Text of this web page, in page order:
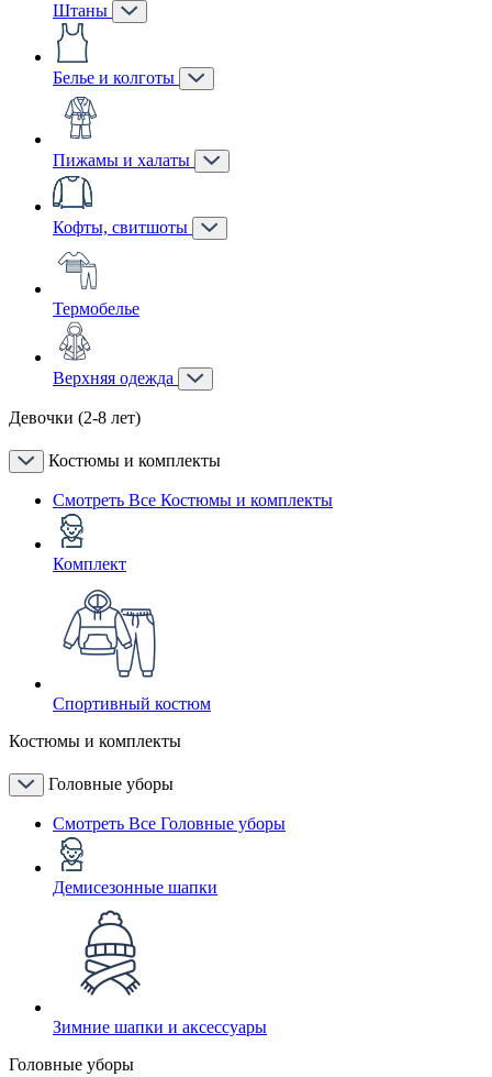
Штаны
Белье и колготы
Пижамы и халаты
Кофты, свитшоты
Термобелье
Верхняя одежда
Девочки (2-8 лет)
Костюмы и комплекты
Смотреть Все Костюмы и комплекты
Комплект
Спортивный костюм
Костюмы и комплекты
Головные уборы
Смотреть Все Головные уборы
Демисезонные шапки
Зимние шапки и аксессуары
Головные уборы